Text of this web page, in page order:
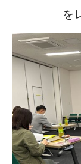
を